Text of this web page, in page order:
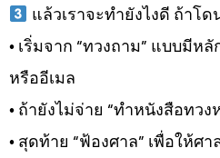
แล้วเราจะทำยังไงดี ถ้าโด
• เริ่มจาก “ทวงถาม” แบบมีห
หรืออีเมล
• ถ้ายังไม่จ่าย “ทำหนังสือทวง
• สุดท้าย “ฟ้องศาล” เพื่อให้ศ